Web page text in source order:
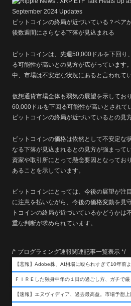
ビットコインの終局が近づいている？ベア
後数週間にさらなる下落が見込まれる
ビットコインは、先週50,000ドルを下回
る可能性が高いとの見方が広がっています
中、市場は不安定な状況にあると言われてい
仮想通貨市場全体も弱気の展望を示してお
60,000ドルを下回る可能性が高いとされて
ビットコインの終局が近づいているとの見
ビットコインの価格は依然として不安定な
なる下落が見込まれるとの見方が強まって
資家や取引所にとって懸念要因となってお
あることを示しています。
ビットコインにとっては、今後の展望が注
に注意を払いながら、今後の価格変動を見
トコインの終局が近づいているかどうかは
重な判断が求められています。
/* プログラミング速報関連記事一覧表示 */
【悲報】Adobe株、AI相場に殴られすぎて10年前
ＦＩＲＥした独身中年の１日の過ごし方、ガチで
【速報】エヌヴィディア、過去最高益。市場予想